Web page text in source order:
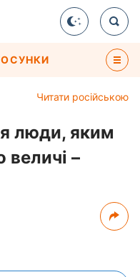
Читати російською
люди, яким
величі –